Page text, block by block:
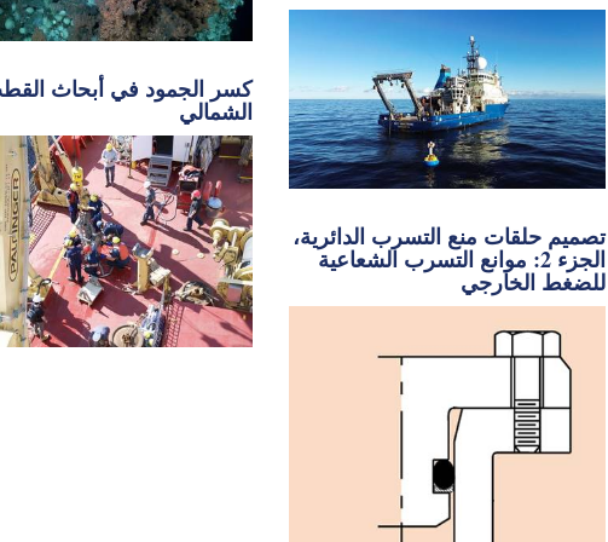
كسر الجمود في أبحاث
الشمالي
تصميم حلقات منع التسرب الدائرية،
الجزء 2: موانع التسرب الشعاعية
للضغط الخارجي